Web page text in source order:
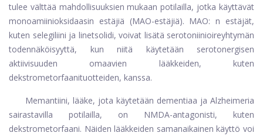
tulee välttää mahdollisuuksien mukaan potilailla, jotka käyttävät
monoamiinioksidaasin estäjiä (MAO-estäjiä). MAO: n estäjät,
kuten selegiliini ja linetsolidi, voivat lisätä serotoniinioireyhtymän
todennäköisyyttä, kun niitä käytetään serotonergisen
aktiivisuuden omaavien lääkkeiden, kuten
dekstrometorfaanituotteiden, kanssa.
Memantiini, lääke, jota käytetään dementiaa ja Alzheimeria
sairastavilla potilailla, on NMDA-antagonisti, kuten
dekstrometorfaani. Näiden lääkkeiden samanaikainen käyttö voi